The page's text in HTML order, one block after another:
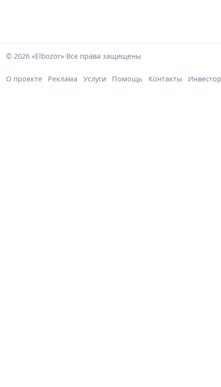
© 2026 «Elbozor» Все права защищены
О проекте Реклама Услуги Помощь Контакты